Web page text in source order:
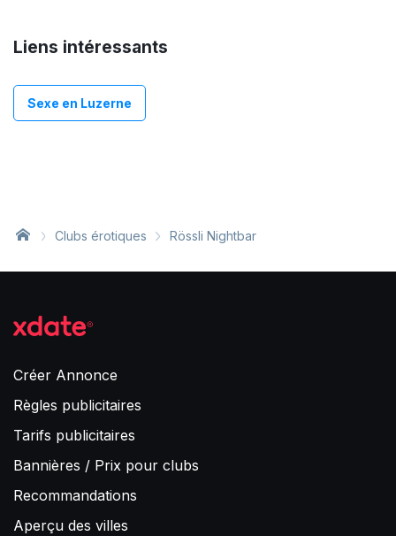
Liens intéressants
Sexe en Luzerne
Clubs érotiques Rössli Nightbar
Créer Annonce
Règles publicitaires
Tarifs publicitaires
Bannières / Prix pour clubs
Recommandations
Aperçu des villes